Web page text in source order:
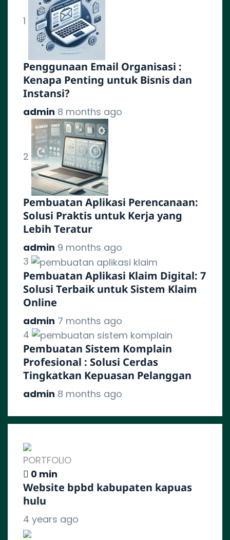
1
Penggunaan Email Organisasi :
Kenapa Penting untuk Bisnis dan
Instansi?
admin 8 months ago
2
Pembuatan Aplikasi Perencanaan:
Solusi Praktis untuk Kerja yang
Lebih Teratur
admin 9 months ago
3
Pembuatan Aplikasi Klaim Digital: 7
Solusi Terbaik untuk Sistem Klaim
Online
admin 7 months ago
4
Pembuatan Sistem Komplain
Profesional : Solusi Cerdas
Tingkatkan Kepuasan Pelanggan
admin 8 months ago
PORTFOLIO
0 min
Website bpbd kabupaten kapuas
hulu
4 years ago